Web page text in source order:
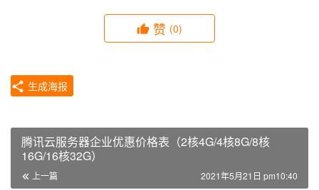
赞 (0)
生成海报
腾讯云服务器企业优惠价格表（2核4G/4核8G/8核
16G/16核32G）
上一篇 2021年5月21日 pm10:40